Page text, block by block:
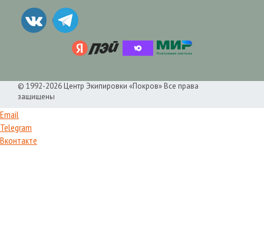
© 1992-2026 Центр Экипировки «Покров» Все права
защищены
Email
Telegram
Вконтакте